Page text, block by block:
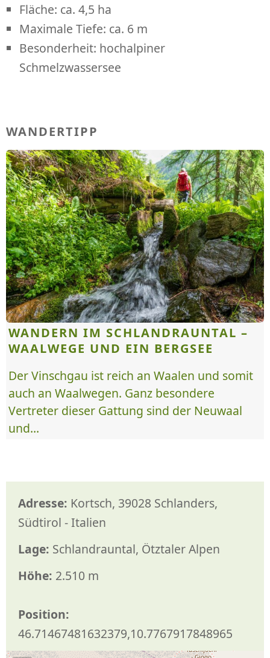
Adresse: Kortsch, 39028 Schlanders,
Südtirol - Italien
Lage: Schlandrauntal, Ötztaler Alpen
Höhe: 2.510 m
Position:
46.71467481632379,10.7767917848965
Fläche: ca. 4,5 ha
Maximale Tiefe: ca. 6 m
Besonderheit: hochalpiner
Schmelzwassersee
WANDERTIPP
WANDERN IM SCHLANDRAUNTAL –
WAALWEGE UND EIN BERGSEE
Der Vinschgau ist reich an Waalen und somit
auch an Waalwegen. Ganz besondere
Vertreter dieser Gattung sind der Neuwaal
und...